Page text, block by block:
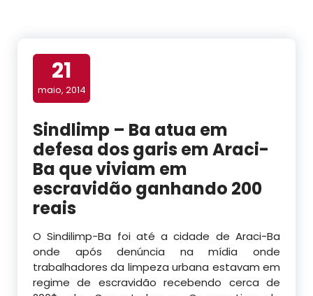
21
maio, 2014
Sindlimp – Ba atua em
defesa dos garis em Araci-
Ba que viviam em
escravidão ganhando 200
reais
O Sindilimp-Ba foi até a cidade de Araci-Ba
onde após denúncia na mídia onde
trabalhadores da limpeza urbana estavam em
regime de escravidão recebendo cerca de